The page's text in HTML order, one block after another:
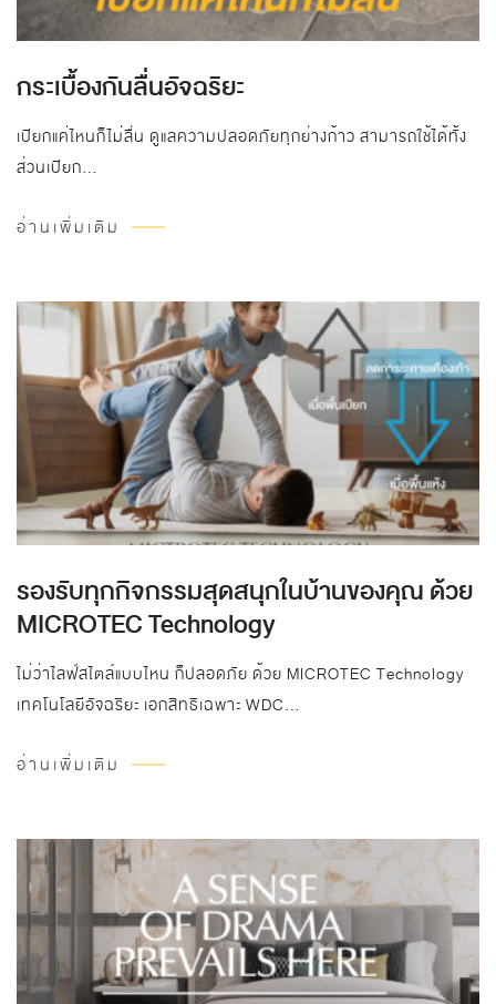
กระเบื้องกันลื่นอัจฉริยะ
เปียกแค่ไหนก็ไม่ลื่น ดูแลความปลอดภัยทุกย่างก้าว สามารถใช้ได้ทั้ง
ส่วนเปียก…
อ่านเพิ่มเติม
รองรับทุกกิจกรรมสุดสนุกในบ้านของคุณ ด้วย
MICROTEC Technology
ไม่ว่าไลฟ์สไตล์แบบไหน ก็ปลอดภัย ด้วย MICROTEC Technology
เทคโนโลยีอัจฉริยะ เอกสิทธิเฉพาะ WDC…
อ่านเพิ่มเติม